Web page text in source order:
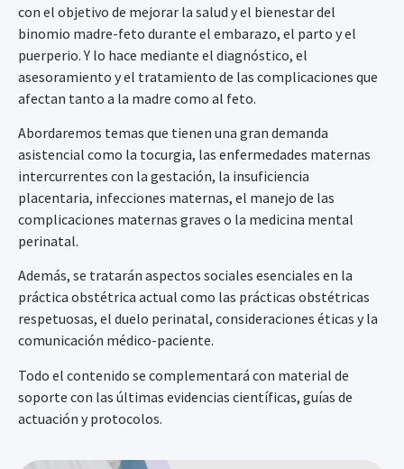
con el objetivo de mejorar la salud y el bienestar del
binomio madre-feto durante el embarazo, el parto y el
puerperio. Y lo hace mediante el diagnóstico, el
asesoramiento y el tratamiento de las complicaciones que
afectan tanto a la madre como al feto.
Abordaremos temas que tienen una gran demanda
asistencial como la tocurgia, las enfermedades maternas
intercurrentes con la gestación, la insuficiencia
placentaria, infecciones maternas, el manejo de las
complicaciones maternas graves o la medicina mental
perinatal.
Además, se tratarán aspectos sociales esenciales en la
práctica obstétrica actual como las prácticas obstétricas
respetuosas, el duelo perinatal, consideraciones éticas y la
comunicación médico-paciente.
Todo el contenido se complementará con material de
soporte con las últimas evidencias científicas, guías de
actuación y protocolos.